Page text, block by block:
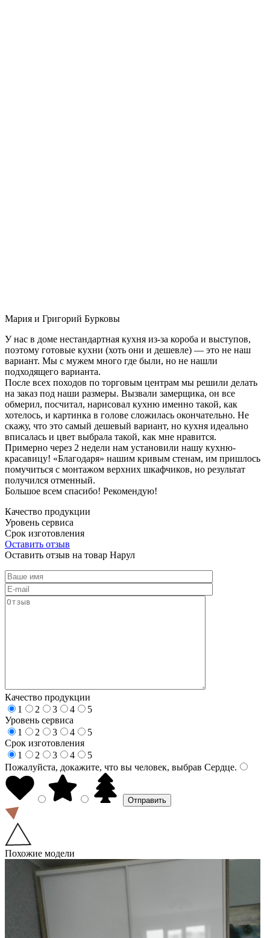
Мария и Григорий Бурковы
У нас в доме нестандартная кухня из-за короба и выступов,
поэтому готовые кухни (хоть они и дешевле) — это не наш
вариант. Мы с мужем много где были, но не нашли
подходящего варианта.
После всех походов по торговым центрам мы решили делать
на заказ под наши размеры. Вызвали замерщика, он все
обмерил, посчитал, нарисовал кухню именно такой, как
хотелось, и картинка в голове сложилась окончательно. Не
скажу, что это самый дешевый вариант, но кухня идеально
вписалась и цвет выбрала такой, как мне нравится.
Примерно через 2 недели нам установили нашу кухню-
красавицу! «Благодаря» нашим кривым стенам, им пришлось
помучиться с монтажом верхних шкафчиков, но результат
получился отменный.
Большое всем спасибо! Рекомендую!
Качество продукции
Уровень сервиса
Срок изготовления
Оставить отзыв
Оставить отзыв на товар Нарул
Качество продукции
1
2 3 4
5
Уровень сервиса
1
2 3 4
5
Срок изготовления
1
2 3 4
5
Пожалуйста, докажите, что вы человек, выбрав Сердце.
Похожие модели